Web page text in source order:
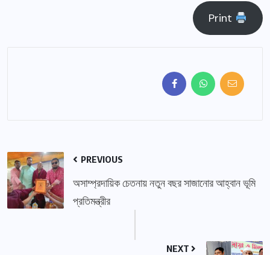
Print
PREVIOUS
অসাম্প্রদায়িক চেতনায় নতুন বছর সাজানোর আহ্বান ভূমি
প্রতিমন্ত্রীর
NEXT